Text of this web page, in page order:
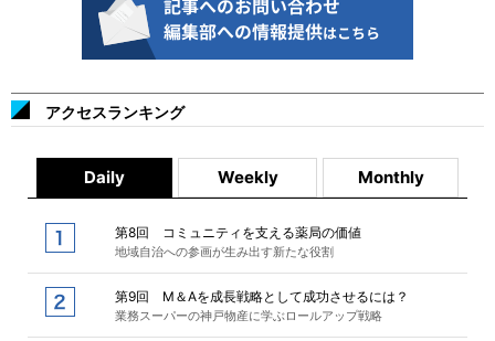
アクセスランキング
Daily Weekly Monthly
第8回 コミュニティを支える薬局の価値
地域自治への参画が生み出す新たな役割
第9回 M＆Aを成長戦略として成功させるには？
業務スーパーの神戸物産に学ぶロールアップ戦略